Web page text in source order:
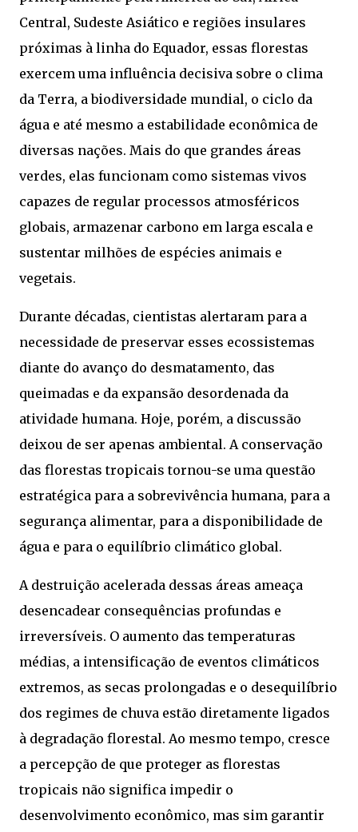
Central, Sudeste Asiático e regiões insulares
próximas à linha do Equador, essas florestas
exercem uma influência decisiva sobre o clima
da Terra, a biodiversidade mundial, o ciclo da
água e até mesmo a estabilidade econômica de
diversas nações. Mais do que grandes áreas
verdes, elas funcionam como sistemas vivos
capazes de regular processos atmosféricos
globais, armazenar carbono em larga escala e
sustentar milhões de espécies animais e
vegetais.
Durante décadas, cientistas alertaram para a
necessidade de preservar esses ecossistemas
diante do avanço do desmatamento, das
queimadas e da expansão desordenada da
atividade humana. Hoje, porém, a discussão
deixou de ser apenas ambiental. A conservação
das florestas tropicais tornou-se uma questão
estratégica para a sobrevivência humana, para a
segurança alimentar, para a disponibilidade de
água e para o equilíbrio climático global.
A destruição acelerada dessas áreas ameaça
desencadear consequências profundas e
irreversíveis. O aumento das temperaturas
médias, a intensificação de eventos climáticos
extremos, as secas prolongadas e o desequilíbrio
dos regimes de chuva estão diretamente ligados
à degradação florestal. Ao mesmo tempo, cresce
a percepção de que proteger as florestas
tropicais não significa impedir o
desenvolvimento econômico, mas sim garantir